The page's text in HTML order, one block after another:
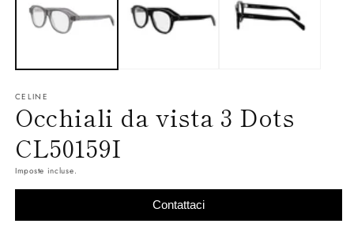
finestra
modale
CELINE
Occhiali da vista 3 Dots
CL50159I
Imposte incluse.
Contattaci